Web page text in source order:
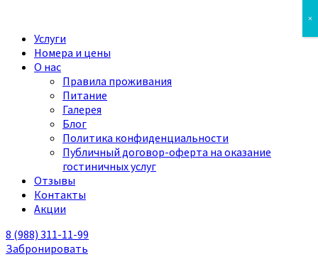
Услуги
Номера и цены
О нас
Правила проживания
Питание
Галерея
Блог
Политика конфиденциальности
Публичный договор-оферта на оказание
гостиничных услуг
Отзывы
Контакты
Акции
8 (988) 311-11-99
Забронировать
×